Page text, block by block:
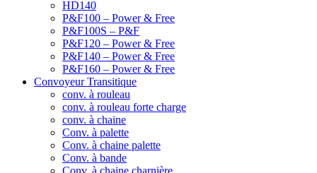
HD140
P&F100 – Power & Free
P&F100S – P&F
P&F120 – Power & Free
P&F140 – Power & Free
P&F160 – Power & Free
Convoyeur Transitique
conv. à rouleau
conv. à rouleau forte charge
conv. à chaine
Conv. à palette
Conv. à chaine palette
Conv. à bande
Conv. à chaine charnière